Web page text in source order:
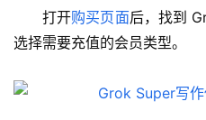
打开购买页面后，找到
选择需要充值的会员类型。